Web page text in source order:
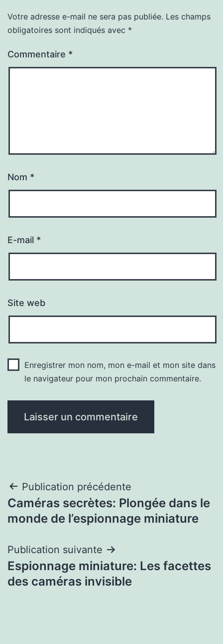
Votre adresse e-mail ne sera pas publiée. Les champs
obligatoires sont indiqués avec *
Commentaire *
Nom *
E-mail *
Site web
Enregistrer mon nom, mon e-mail et mon site dans
le navigateur pour mon prochain commentaire.
Navigation
de
Publication précédente
Caméras secrètes: Plongée dans le
monde de l’espionnage miniature
Publication suivante
Espionnage miniature: Les facettes
des caméras invisible